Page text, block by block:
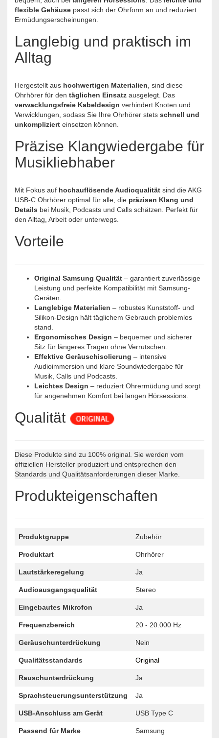
flexible Gehäuse passt sich der Ohrform an und reduziert
Ermüdungserscheinungen.
Langlebig und praktisch im
Alltag
Hergestellt aus hochwertigen Materialien, sind diese
Ohrhörer für den täglichen Einsatz ausgelegt. Das
verwacklungsfreie Kabeldesign verhindert Knoten und
Verwicklungen, sodass Sie Ihre Ohrhörer stets schnell und
unkompliziert einsetzen können.
Präzise Klangwiedergabe für
Musikliebhaber
Mit Fokus auf hochauflösende Audioqualität sind die AKG
USB-C Ohrhörer optimal für alle, die präzisen Klang und
Details bei Musik, Podcasts und Calls schätzen. Perfekt für
den Alltag, Arbeit oder unterwegs.
Vorteile
Original Samsung Qualität – garantiert zuverlässige
Leistung und perfekte Kompatibilität mit Samsung-
Geräten.
Langlebige Materialien – robustes Kunststoff- und
Silikon-Design hält täglichem Gebrauch problemlos
stand.
Ergonomisches Design – bequemer und sicherer
Sitz für längeres Tragen ohne Verrutschen.
Effektive Geräuschisolierung – intensive
Audioimmersion und klare Soundwiedergabe für
Musik, Calls und Podcasts.
Leichtes Design – reduziert Ohrermüdung und sorgt
für angenehmen Komfort bei langen Hörsessions.
Qualität
Diese Produkte sind zu 100% original. Sie werden vom
offiziellen Hersteller produziert und entsprechen den
Standards und Qualitätsanforderungen dieser Marke.
Produkteigenschaften
Produktgruppe Zubehör
Produktart Ohrhörer
Lautstärkeregelung Ja
Audioausgangsqualität Stereo
Eingebautes Mikrofon Ja
Frequenzbereich 20 - 20.000 Hz
Geräuschunterdrückung Nein
Qualitätsstandards Original
Rauschunterdrückung Ja
Sprachsteuerungsunterstützung Ja
USB-Anschluss am Gerät USB Type C
Passend für Marke Samsung